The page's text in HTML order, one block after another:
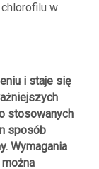
w
i staje się
stosowanych
sposób
Wymagania